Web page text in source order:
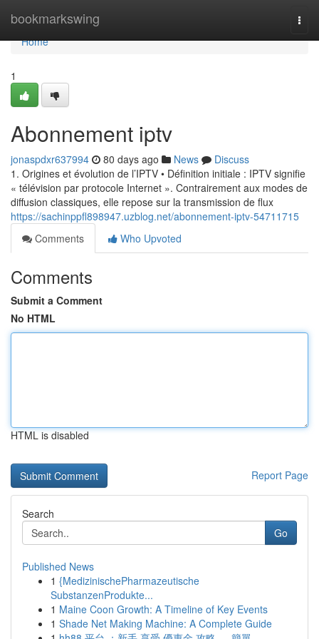
bookmarkswing
Home
Home
1
Abonnement iptv
jonaspdxr637994 80 days ago News
Discuss
1. Origines et évolution de l’IPTV • Définition initiale : IPTV signifie
« télévision par protocole Internet ». Contrairement aux modes de
diffusion classiques, elle repose sur la transmission de flux
https://sachinppfl898947.uzblog.net/abonnement-iptv-54711715
Comments
Who Upvoted
Comments
Submit a Comment
No HTML
HTML is disabled
Report Page
Search
Go
Published News
1 {MedizinischePharmazeutische
SubstanzenProdukte...
1 Maine Coon Growth: A Timeline of Key Events
1 Shade Net Making Machine: A Complete Guide